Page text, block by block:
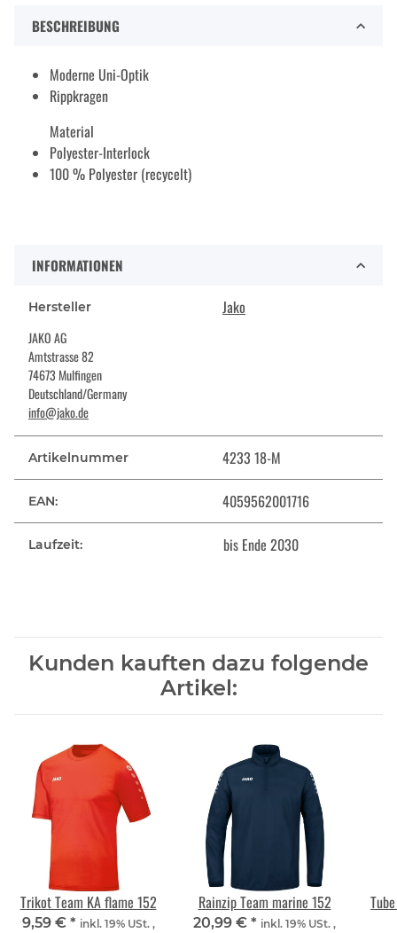
BESCHREIBUNG
Moderne Uni-Optik
Rippkragen
Material
Polyester-Interlock
100 % Polyester (recycelt)
INFORMATIONEN
Hersteller Jako
JAKO AG
Amtstrasse 82
74673 Mulfingen
Deutschland/Germany
info@jako.de
Artikelnummer 4233 18-M
EAN: 4059562001716
Laufzeit: bis Ende 2030
Kunden kauften dazu folgende
Artikel:
Trikot Team KA flame 152
9,59 € * inkl. 19% USt. ,
Rainzip Team marine 152
20,99 € * inkl. 19% USt. ,